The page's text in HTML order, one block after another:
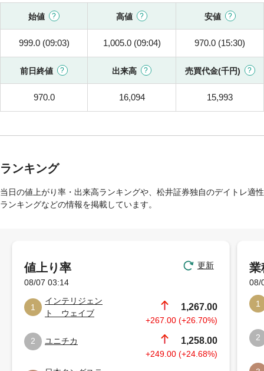
始値 高値 安値
999.0 (09:03) 1,005.0 (09:04) 970.0 (15:30)
前日終値 出来高 売買代金(千円)
970.0 16,094 15,993
ランキング
当日の値上がり率・出来高ランキングや、松井証券独自のデイトレ適性
ランキングなどの情報を掲載しています。